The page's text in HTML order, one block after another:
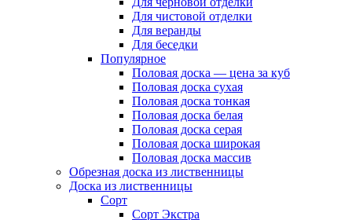
Для чистовой отделки
Для веранды
Для беседки
Популярное
Половая доска — цена за куб
Половая доска сухая
Половая доска тонкая
Половая доска белая
Половая доска серая
Половая доска широкая
Половая доска массив
Обрезная доска из лиственницы
Доска из лиственницы
Сорт
Сорт Экстра